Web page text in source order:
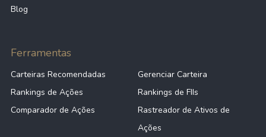
Blog
Ferramentas
Carteiras Recomendadas
Gerenciar Carteira
Rankings de Ações
Rankings de FIIs
Comparador de Ações
Rastreador de Ativos de
Ações